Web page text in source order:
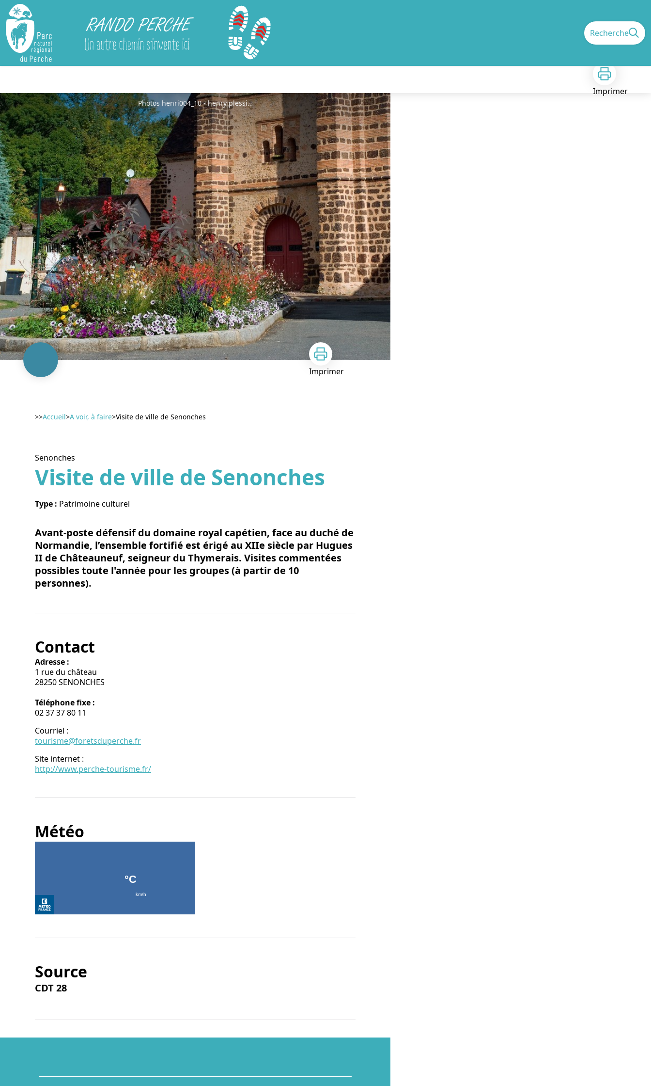
Rando Perche Recherche
Imprimer
Photos henri004_10 - henry plessiet
Imprimer
>>Accueil>A voir, à faire>Visite de ville de Senonches
Senonches
Visite de ville de Senonches
Type : Patrimoine culturel
Avant-poste défensif du domaine royal capétien, face au duché de
Normandie, l’ensemble fortifié est érigé au XIIe siècle par Hugues
II de Châteauneuf, seigneur du Thymerais. Visites commentées
possibles toute l'année pour les groupes (à partir de 10
personnes).
Contact
Adresse :
1 rue du château
28250 SENONCHES
Téléphone fixe :
02 37 37 80 11
Courriel :
tourisme@foretsduperche.fr
Site internet :
http://www.perche-tourisme.fr/
Météo
Source
CDT 28